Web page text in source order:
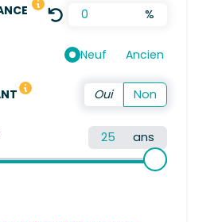
LE TAUX DÉFINI EST UNE
%
Neuf Ancien
été propriétaire de votre résidence
ans